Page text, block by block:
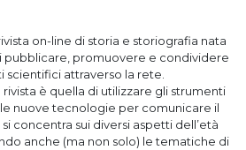
on-line di storia e storiografia nata
pubblicare, promuovere e condividere
attraverso la rete.
rivista è quella di utilizzare gli strumenti
nuove tecnologie per comunicare il
concentra sui diversi aspetti dell’età
anche (ma non solo) le tematiche di